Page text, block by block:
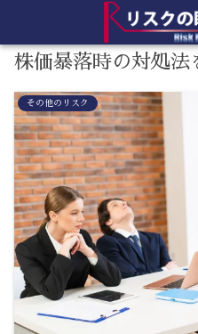
株価暴落時の対処法
その他のリスク